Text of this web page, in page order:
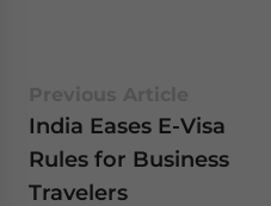
India Eases E-Visa
Rules for Business
Travelers